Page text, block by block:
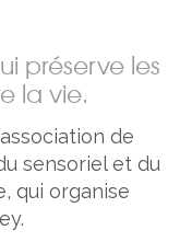
préserve les
la vie.
de
sensoriel et du
qui organise